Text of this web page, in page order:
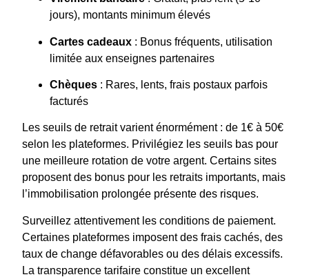
jours), montants minimum élevés
Cartes cadeaux : Bonus fréquents, utilisation
limitée aux enseignes partenaires
Chèques : Rares, lents, frais postaux parfois
facturés
Les seuils de retrait varient énormément : de 1€ à 50€
selon les plateformes. Privilégiez les seuils bas pour
une meilleure rotation de votre argent. Certains sites
proposent des bonus pour les retraits importants, mais
l’immobilisation prolongée présente des risques.
Surveillez attentivement les conditions de paiement.
Certaines plateformes imposent des frais cachés, des
taux de change défavorables ou des délais excessifs.
La transparence tarifaire constitue un excellent